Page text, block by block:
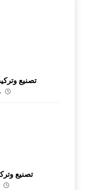
تصنيع
تصنيع